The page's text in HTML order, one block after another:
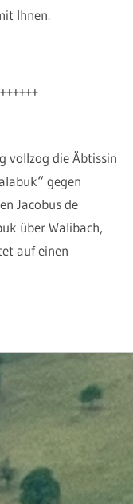
Ihnen.
vollzog die Äbtissin
gegen
Jacobus de
über Walibach,
auf einen